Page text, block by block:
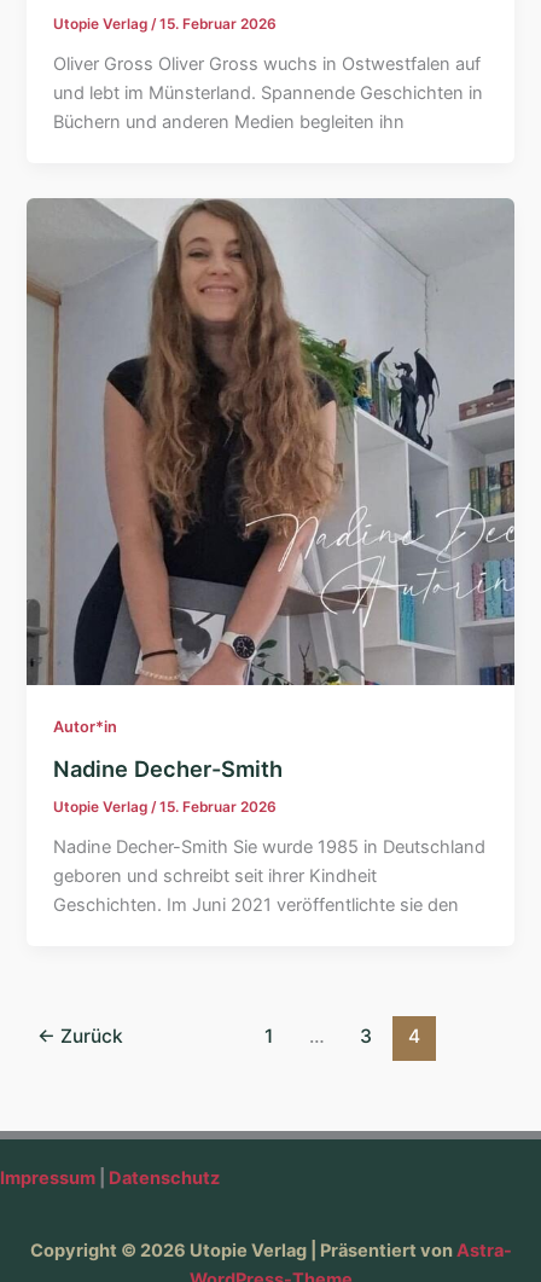
Utopie Verlag/15. Februar 2026
Oliver Gross Oliver Gross wuchs in Ostwestfalen auf
und lebt im Münsterland. Spannende Geschichten in
Büchern und anderen Medien begleiten ihn
Autor*in
Nadine Decher-Smith
Utopie Verlag/15. Februar 2026
Nadine Decher-Smith Sie wurde 1985 in Deutschland
geboren und schreibt seit ihrer Kindheit
Geschichten. Im Juni 2021 veröffentlichte sie den
← Zurück 1 … 3 4
Impressum Datenschutz
Copyright © 2026 Utopie Verlag | Präsentiert vonAstra-